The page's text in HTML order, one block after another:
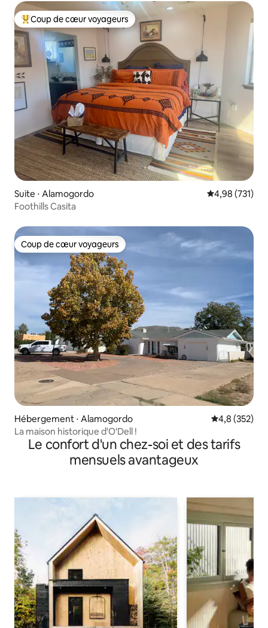
Coups de cœur voyageurs les plus appréciés
Coup de cœur voyageurs
Suite ⋅ Alamogordo Évaluation
4,98 (731)
Foothills Casita
Coup de cœur voyageurs
Coup de cœur voyageurs
Hébergement ⋅ Alamogordo Évaluation
4,8 (352)
La maison historique d'O'Dell !
Le confort d'un chez-soi et des tarifs
mensuels avantageux